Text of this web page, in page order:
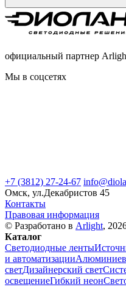
официальный партнер
Мы в соцсетях
+7 (3812) 27-24-67
Омск, ул.Декабристов 45
Контакты
Правовая информация
© Разработано в Arlight,
Каталог
Светодиодные ленты
и автоматизации
светДизайнерский свет
освещениеГибкий неон